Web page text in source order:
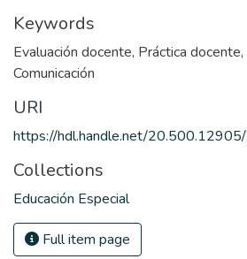
Keywords
Evaluación docente, Práctica docente,
Comunicación
URI
https://hdl.handle.net/
Collections
Educación Especial
Full item page